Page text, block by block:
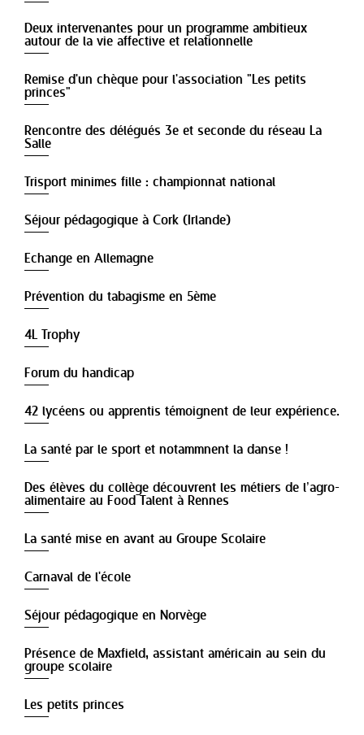
Deux intervenantes pour un programme ambitieux
autour de la vie affective et relationnelle
Remise d'un chèque pour l'association "Les petits
princes"
Rencontre des délégués 3e et seconde du réseau La
Salle
Trisport minimes fille : championnat national
Séjour pédagogique à Cork (Irlande)
Echange en Allemagne
Prévention du tabagisme en 5ème
4L Trophy
Forum du handicap
42 lycéens ou apprentis témoignent de leur expérience.
La santé par le sport et notammnent la danse !
Des élèves du collège découvrent les métiers de l’agro-
alimentaire au Food Talent à Rennes
La santé mise en avant au Groupe Scolaire
Carnaval de l'école
Séjour pédagogique en Norvège
Présence de Maxfield, assistant américain au sein du
groupe scolaire
Les petits princes